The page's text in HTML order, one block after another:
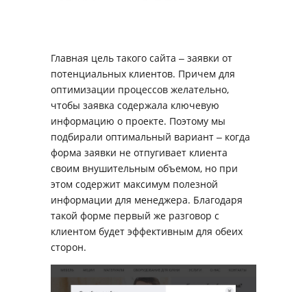
Главная цель такого сайта ‒ заявки от
потенциальных клиентов. Причем для
оптимизации процессов желательно,
чтобы заявка содержала ключевую
информацию о проекте. Поэтому мы
подбирали оптимальный вариант ‒ когда
форма заявки не отпугивает клиента
своим внушительным объемом, но при
этом содержит максимум полезной
информации для менеджера. Благодаря
такой форме первый же разговор с
клиентом будет эффективным для обеих
сторон.